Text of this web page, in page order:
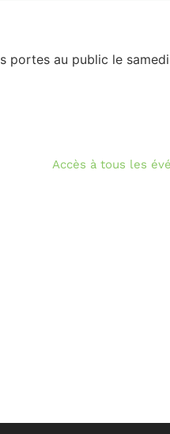
portes au public le
Accès à tous les